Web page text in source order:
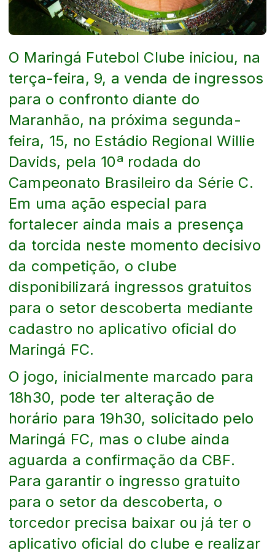
O Maringá Futebol Clube iniciou, na
terça-feira, 9, a venda de ingressos
para o confronto diante do
Maranhão, na próxima segunda-
feira, 15, no Estádio Regional Willie
Davids, pela 10ª rodada do
Campeonato Brasileiro da Série C.
Em uma ação especial para
fortalecer ainda mais a presença
da torcida neste momento decisivo
da competição, o clube
disponibilizará ingressos gratuitos
para o setor descoberta mediante
cadastro no aplicativo oficial do
Maringá FC.
O jogo, inicialmente marcado para
18h30, pode ter alteração de
horário para 19h30, solicitado pelo
Maringá FC, mas o clube ainda
aguarda a confirmação da CBF.
Para garantir o ingresso gratuito
para o setor da descoberta, o
torcedor precisa baixar ou já ter o
aplicativo oficial do clube e realizar